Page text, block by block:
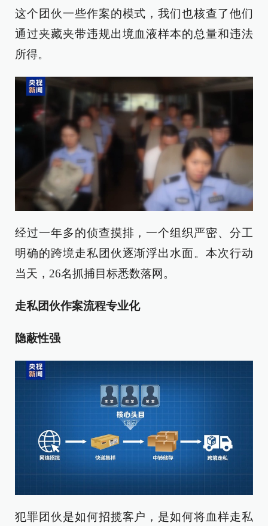
这个团伙一些作案的模式，我们也核查了他们
通过夹藏夹带违规出境血液样本的总量和违法
所得。
经过一年多的侦查摸排，一个组织严密、分工
明确的跨境走私团伙逐渐浮出水面。本次行动
当天，26名抓捕目标悉数落网。
走私团伙作案流程专业化
隐蔽性强
犯罪团伙是如何招揽客户，是如何将血样走私